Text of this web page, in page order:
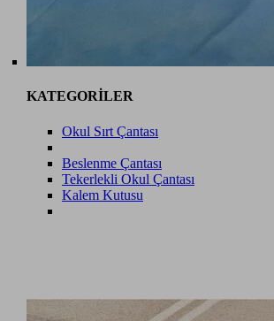
KATEGORİLER
Okul Sırt Çantası
Beslenme Çantası
Tekerlekli Okul Çantası
Kalem Kutusu